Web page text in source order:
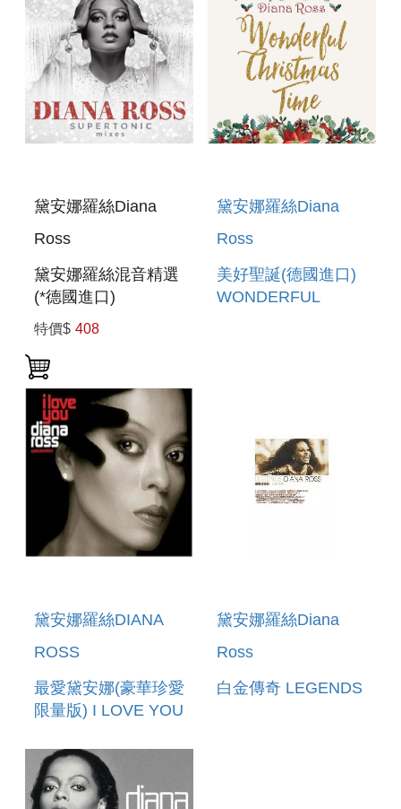
黛安娜羅絲Diana
Ross
黛安娜羅絲混音精選
(*德國進口)
SUPERTONIC:
特價$ 408
黛安娜羅絲Diana
Ross
美好聖誕(德國進口)
WONDERFUL
黛安娜羅絲DIANA
ROSS
最愛黛安娜(豪華珍愛
限量版) I LOVE YOU
黛安娜羅絲Diana
Ross
白金傳奇 LEGENDS